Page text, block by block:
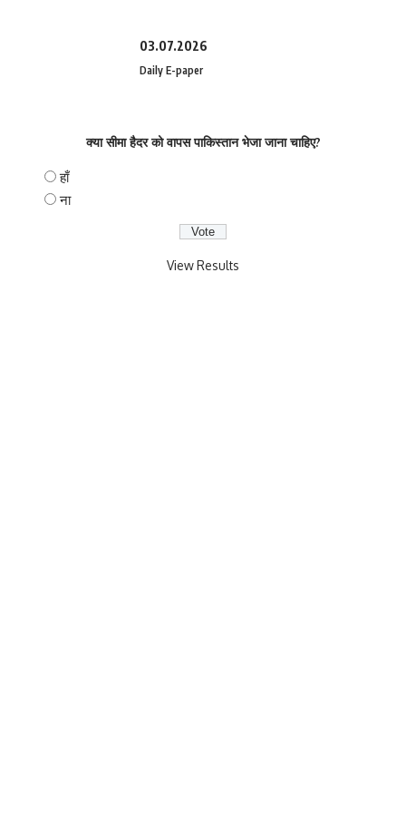
03.07.2026
Daily E-paper
क्या सीमा हैदर को वापस पाकिस्तान भेजा जाना चाहिए?
हाँ
ना
View Results